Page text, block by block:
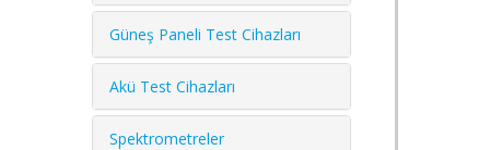
Güneş Paneli Test Cihazları
Akü Test Cihazları
Spektrometreler